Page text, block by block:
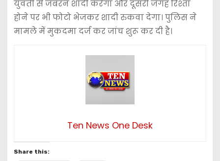
युवती से जबरन शादी करेगा और दूसरी जगह रिश्ता
होने पर भी फोटो भेजकर शादी रुकवा देगा। पुलिस ने
मामले में मुकदमा दर्ज कर जांच शुरू कर दी है।
Ten News One Desk
Share this: